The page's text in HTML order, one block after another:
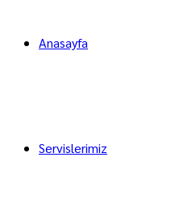
Anasayfa
Servislerimiz